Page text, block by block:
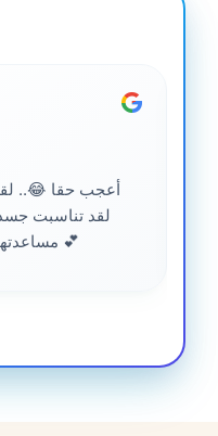
أعجب حقا 😂..
لقد تناسبت
مساعدتهم ... أحب أن أكون جزءا منهم 💕